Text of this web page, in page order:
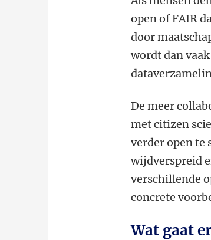
open of FAIR
door
wordt dan
De meer
met citizen
verder open te
wijdverspreid
verschillende
concrete
Wat gaat